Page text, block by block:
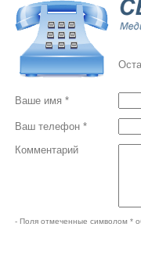
Ваше имя *
Ваш телефон *
Комментарий
- Поля отмеченные символом *